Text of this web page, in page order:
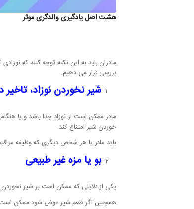
هشت اصل یادگیری والدگری موثر
مادران باید به این نکته توجه کنند که
بررسی قرار می دهیم.
شیر نخوردن نوزاد، تاخیر
مادر ممکن است از نوزاد جدا باشد و یا
خوردن شیر امتناع کند.
باید مادر یا هر شخص دیگری که وظیفه
بو یا مزه غیر طبیعی
یکی از دلایلی که ممکن است بر شیر نخوردن
همچنین اگر طعم شیر عوض شود ممکن است